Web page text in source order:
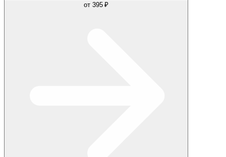
от 395 ₽